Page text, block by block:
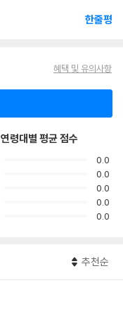
한줄평
혜택 및 유의사항
연령대별 평균 점수
0.0
0.0
0.0
0.0
0.0
추천순